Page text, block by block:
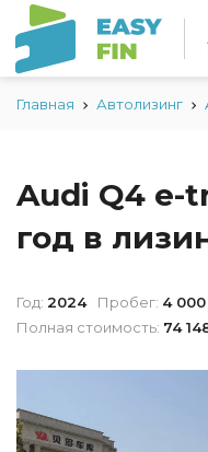
Главная Автолизинг
Audi Q4 e-
год в
Год: 2024 Пробег: 4
Полная стоимость: 74